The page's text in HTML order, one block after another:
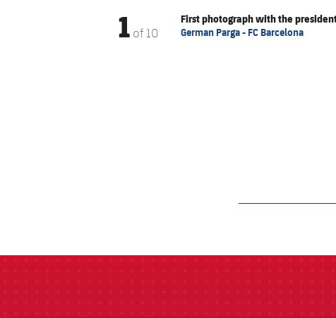
1of 10
First photograph with the
German Parga - FC Barcelona